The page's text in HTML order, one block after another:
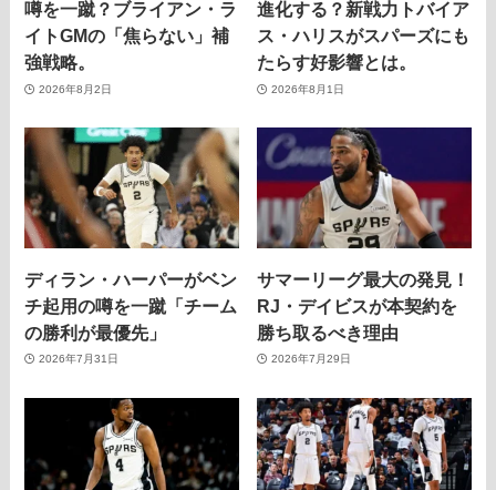
噂を一蹴？ブライアン・ラ
イトGMの「焦らない」補
強戦略。
2026年8月2日
進化する？新戦力トバイア
ス・ハリスがスパーズにも
たらす好影響とは。
2026年8月1日
ディラン・ハーパーがベン
チ起用の噂を一蹴「チーム
の勝利が最優先」
2026年7月31日
サマーリーグ最大の発見！
RJ・デイビスが本契約を
勝ち取るべき理由
2026年7月29日